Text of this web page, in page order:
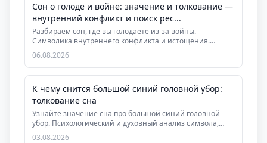
Сон о голоде и войне: значение и толкование —
внутренний конфликт и поиск рес...
Разбираем сон, где вы голодаете из-за войны.
Символика внутреннего конфликта и истощения.
Практическ...
06.08.2026
К чему снится большой синий головной убор:
толкование сна
Узнайте значение сна про большой синий головной
убор. Психологический и духовный анализ символа,
рек...
03.08.2026